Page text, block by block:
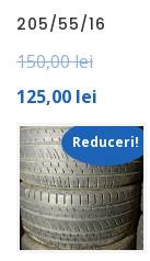
205/55/16
150,00lei
125,00 lei
Reduceri!